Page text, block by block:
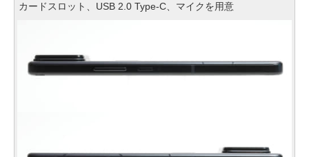
カードスロット、USB 2.0 Type-C、マイクを用意